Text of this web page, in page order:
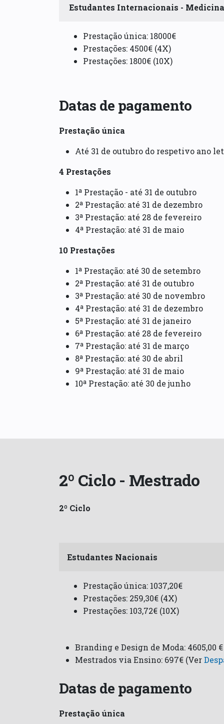
Estudantes Internacionais - Medicina
Prestação única: 18000€
Prestações: 4500€ (4X)
Prestações: 1800€ (10X)
Datas de pagamento
Prestação única
Até 31 de outubro do respetivo ano
4 Prestações
1ª Prestação - até 31 de outubro
2ª Prestação: até 31 de dezembro
3ª Prestação: até 28 de fevereiro
4ª Prestação: até 31 de maio
10 Prestações
1ª Prestação: até 30 de setembro
2ª Prestação: até 31 de outubro
3ª Prestação: até 30 de novembro
4ª Prestação: até 31 de dezembro
5ª Prestação: até 31 de janeiro
6ª Prestação: até 28 de fevereiro
7ª Prestação: até 31 de março
8ª Prestação: até 30 de abril
9ª Prestação: até 31 de maio
10ª Prestação: até 30 de junho
2º Ciclo - Mestrado
2º Ciclo
Estudantes Nacionais
Prestação única: 1037,20€
Prestações: 259,30€ (4X)
Prestações: 103,72€ (10X)
Branding e Design de Moda: 4605,00
Mestrados via Ensino: 697€ (Ver
Datas de pagamento
Prestação única